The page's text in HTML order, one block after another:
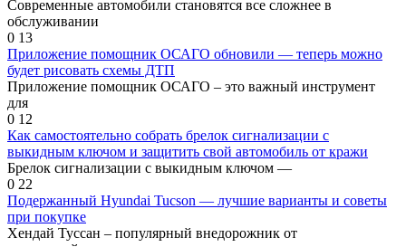
Современные автомобили становятся все сложнее в
обслуживании
0 13
Приложение помощник ОСАГО обновили — теперь можно
будет рисовать схемы ДТП
Приложение помощник ОСАГО – это важный инструмент
для
0 12
Как самостоятельно собрать брелок сигнализации с
выкидным ключом и защитить свой автомобиль от кражи
Брелок сигнализации с выкидным ключом —
0 22
Подержанный Hyundai Tucson — лучшие варианты и советы
при покупке
Хендай Туссан – популярный внедорожник от